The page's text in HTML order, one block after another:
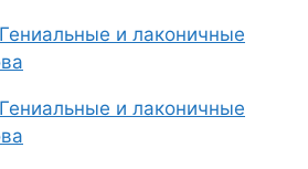
Гениальные и лаконичные
Гениальные и лаконичные